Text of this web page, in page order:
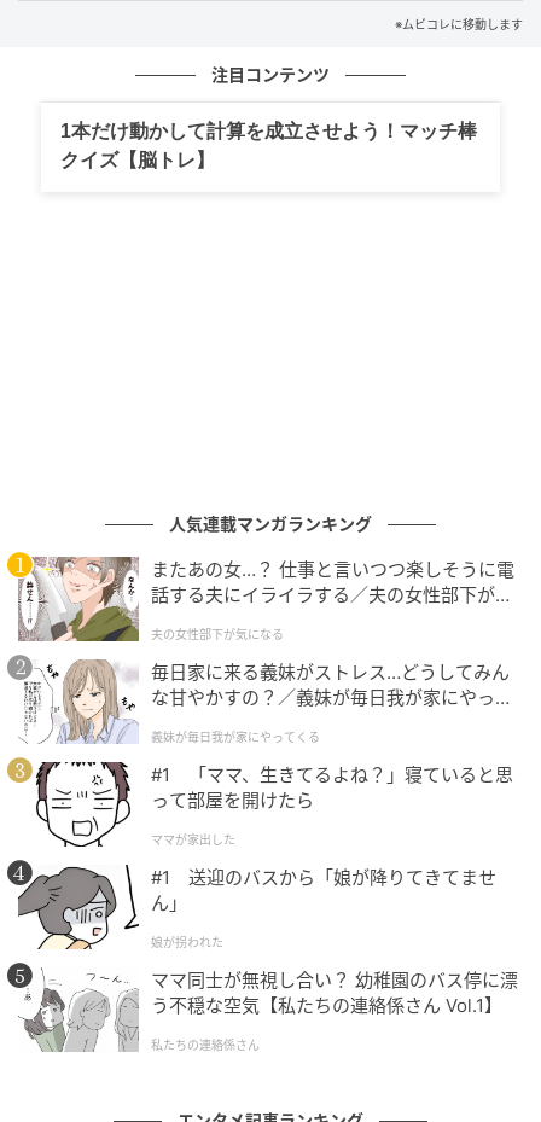
信頼を寄せられている廣木監督は、「湊先生の作品は
撮り出して初めて作品としての到達点が見えてくる。
オファーを受けた当時の胸中を告白。湊が生み出す“耽
美”と“狂気”の世界観を映像化する難しさを感じる一方
白』に出演していたこともあり、お声をかけていただ
大きな挑戦になると感じました」とオファーを受けた
際の想いをコメント。
本作が現代劇ドラマ初出演となった染五郎は、「湊先
生の作品の面白さと、廣木監督のスケールが大きい撮
影現場に参加できることは自分にとっても大きな挑戦
になると感じました」と、緊張感をにじませながら意
気込みを述べた。
本作で初共演となり、撮影中はまるで本物の父と息子
さながらのような関係性で向き合った西島と染五郎。
撮影現場での西島の立ち振る舞いについて、「撮影現
場でも本当の父親のように自然な距離感で接してくれ
ました」とエピソードを交えて印象を明かした染五郎
がリスペクトを込めると、一方の西島も、「彼にしか
ない一本の芯が通った美しい印象です。しっかりした
染五郎を絶賛。本作ならではの親子らしい信頼関係を
※ムビコレに移動します
注目コンテンツ
1本だけ動かして計算を成立させよう！マッチ棒
クイズ【脳トレ】
人気連載マンガランキング
またあの女…？ 仕事と言いつつ楽しそうに電
話する夫にイライラする／夫の女性部下が気
夫の女性部下が気になる
毎日家に来る義妹がストレス…どうしてみん
な甘やかすの？／義妹が毎日我が家にやって
が】
義妹が毎日我が家にやってくる
#1 「ママ、生きてるよね？」寝ていると思
って部屋を開けたら
ママが家出した
#1 送迎のバスから「娘が降りてきてませ
ん」
娘が拐われた
ママ同士が無視し合い？ 幼稚園のバス停に漂
う不穏な空気【私たちの連絡係さん Vol.1】
私たちの連絡係さん